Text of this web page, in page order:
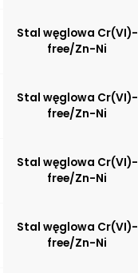
Stal węglowa Cr(VI)-
free/Zn-Ni
Stal węglowa Cr(VI)-
free/Zn-Ni
Stal węglowa Cr(VI)-
free/Zn-Ni
Stal węglowa Cr(VI)-
free/Zn-Ni